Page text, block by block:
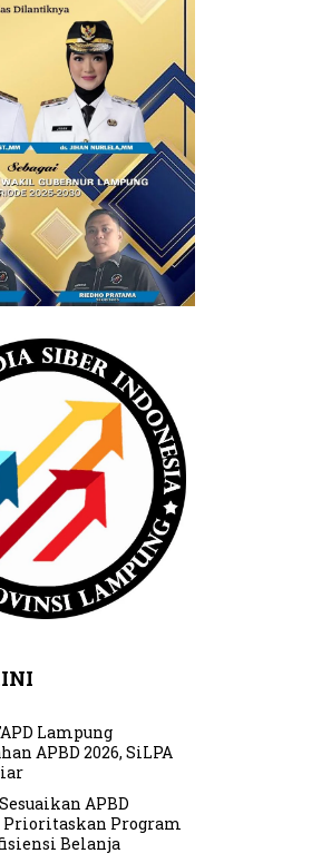
Lampung
APBD 2026, SiLPA
APBD
Prioritaskan Program
Belanja